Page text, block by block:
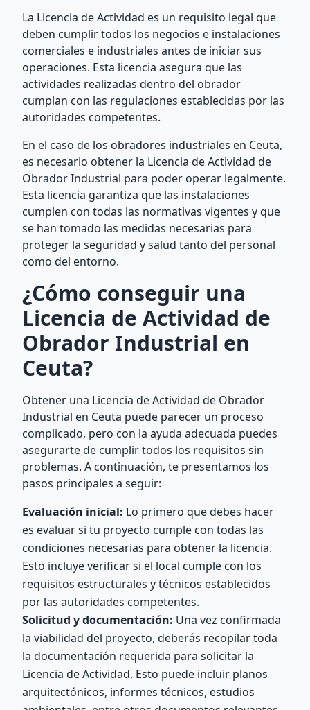
La Licencia de Actividad es un requisito legal que
deben cumplir todos los negocios e instalaciones
comerciales e industriales antes de iniciar sus
operaciones. Esta licencia asegura que las
actividades realizadas dentro del obrador
cumplan con las regulaciones establecidas por las
autoridades competentes.
En el caso de los obradores industriales en Ceuta,
es necesario obtener la Licencia de Actividad de
Obrador Industrial para poder operar legalmente.
Esta licencia garantiza que las instalaciones
cumplen con todas las normativas vigentes y que
se han tomado las medidas necesarias para
proteger la seguridad y salud tanto del personal
como del entorno.
¿Cómo conseguir una
Licencia de Actividad de
Obrador Industrial en
Ceuta?
Obtener una Licencia de Actividad de Obrador
Industrial en Ceuta puede parecer un proceso
complicado, pero con la ayuda adecuada puedes
asegurarte de cumplir todos los requisitos sin
problemas. A continuación, te presentamos los
pasos principales a seguir:
Evaluación inicial: Lo primero que debes hacer
es evaluar si tu proyecto cumple con todas las
condiciones necesarias para obtener la licencia.
Esto incluye verificar si el local cumple con los
requisitos estructurales y técnicos establecidos
por las autoridades competentes.
Solicitud y documentación: Una vez confirmada
la viabilidad del proyecto, deberás recopilar toda
la documentación requerida para solicitar la
Licencia de Actividad. Esto puede incluir planos
arquitectónicos, informes técnicos, estudios